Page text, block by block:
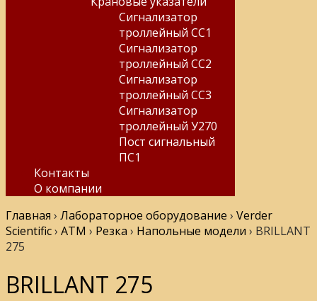
Сигнализатор
троллейный СС1
Сигнализатор
троллейный СС2
Сигнализатор
троллейный СС3
Сигнализатор
троллейный У270
Пост сигнальный
ПС1
Контакты
О компании
Главная › Лабораторное оборудование › Verder
Scientific› ATM › Резка › Напольные модели › BRILLANT
275
BRILLANT 275